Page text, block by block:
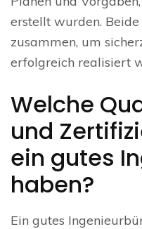
erstellt wurden.
zusammen, um
erfolgreich realisiert
Welche
und
ein gutes
haben?
Ein gutes